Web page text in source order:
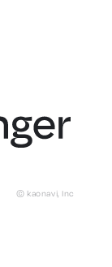
© kaonavi, Inc